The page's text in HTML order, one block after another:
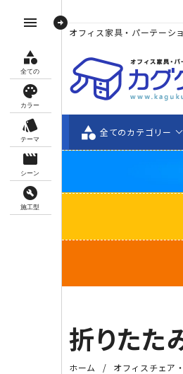
menu arrow_circle_right
category
全ての
palette
カラー
style
テーマ
movie_creation
シーン
build_circle
施工型
オフィス家具・パーテーシ
category 全てのカテゴリー
折りたた
ホーム オフィスチェア